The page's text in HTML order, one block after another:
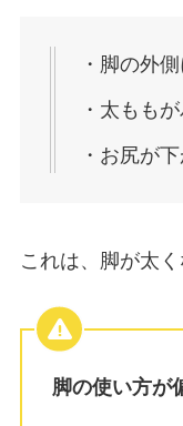
・脚の外
・太もも
・お尻が
これは、脚が太く
脚の使い方が